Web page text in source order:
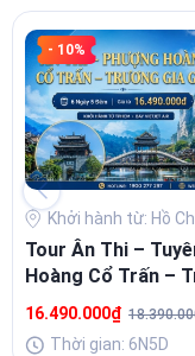
- 10%
Khởi hành từ: Hồ
Tour Ân Thi –
Hoàng Cổ Trấn –
6N5Đ
16.490.000₫
Thời gian: 6N5D